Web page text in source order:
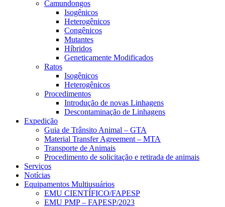
Camundongos
Isogênicos
Heterogênicos
Congênicos
Mutantes
Híbridos
Geneticamente Modificados
Ratos
Isogênicos
Heterogênicos
Procedimentos
Introdução de novas Linhagens
Descontaminação de Linhagens
Expedição
Guia de Trânsito Animal – GTA
Material Transfer Agreement – MTA
Transporte de Animais
Procedimento de solicitação e retirada de animais
Serviços
Notícias
Equipamentos Multiusuários
EMU CIENTÍFICO/FAPESP
EMU PMP – FAPESP/2023